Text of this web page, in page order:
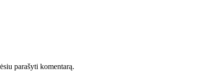
parašyti komentarą.